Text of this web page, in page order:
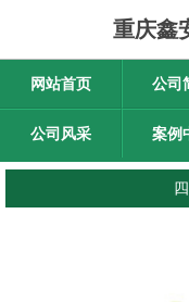
重庆鑫
网站首页 公司
公司风采 案例